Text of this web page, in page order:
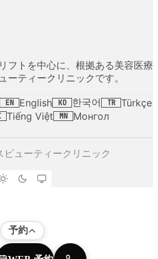
フトを中心に、根拠ある美容医療
ーティークリニックです。
EN English KO 한국어 TR Türkçe
Tiếng Việt MN Монгол
ビューティークリニック
予約